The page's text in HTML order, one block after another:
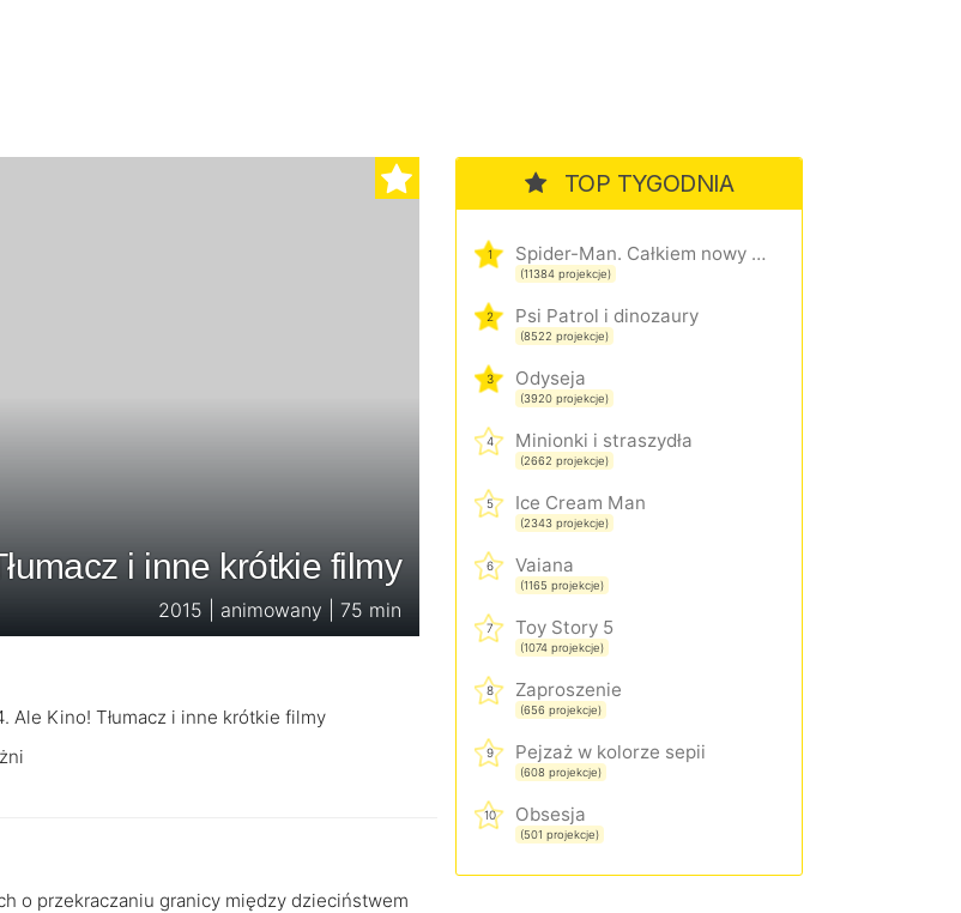
i inne krótkie filmy
2015 | animowany | 75 min
Ale Kino! Tłumacz i inne krótkie filmy
o przekraczaniu granicy między dzieciństwem
TOP TYGODNIA
1 Spider-Man. Całkiem nowy dzień
(11384 projekcje)
2 Psi Patrol i dinozaury
(8522 projekcje)
3 Odyseja
(3920 projekcje)
4 Minionki i straszydła
(2662 projekcje)
5 Ice Cream Man
(2343 projekcje)
6 Vaiana
(1165 projekcje)
7 Toy Story 5
(1074 projekcje)
8 Zaproszenie
(656 projekcje)
9 Pejzaż w kolorze sepii
(608 projekcje)
10 Obsesja
(501 projekcje)